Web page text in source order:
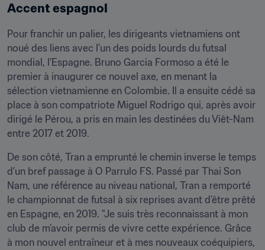
Accent espagnol
Pour franchir un palier, les dirigeants vietnamiens ont
noué des liens avec l’un des poids lourds du futsal
mondial, l’Espagne. Bruno Garcia Formoso a été le
premier à inaugurer ce nouvel axe, en menant la
sélection vietnamienne en Colombie. Il a ensuite cédé sa
place à son compatriote Miguel Rodrigo qui, après avoir
dirigé le Pérou, a pris en main les destinées du Viêt-Nam
entre 2017 et 2019.
De son côté, Tran a emprunté le chemin inverse le temps
d’un bref passage à O Parrulo FS. Passé par Thai Son
Nam, une référence au niveau national, Tran a remporté
le championnat de futsal à six reprises avant d’être prêté
en Espagne, en 2019. "Je suis très reconnaissant à mon
club de m’avoir permis de vivre cette expérience. Grâce
à mon nouvel entraîneur et à mes nouveaux coéquipiers,